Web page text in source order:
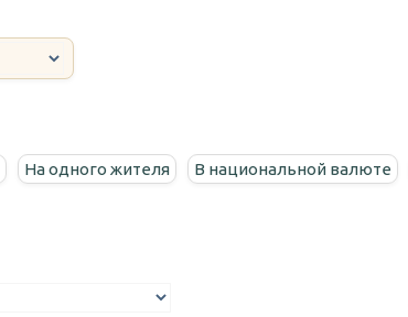
На одного жителя В национальной валюте